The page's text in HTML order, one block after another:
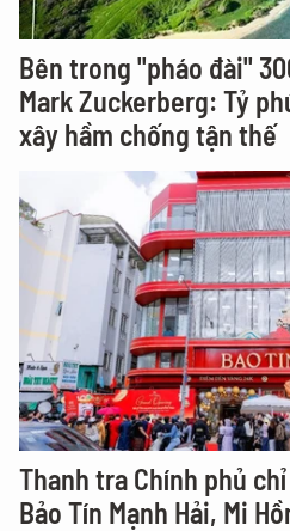
Bên trong "pháo đài"
Mark Zuckerberg: Tỷ
xây hầm chống tận thế
Thanh tra Chính phủ
Bảo Tín Mạnh Hải, Mi